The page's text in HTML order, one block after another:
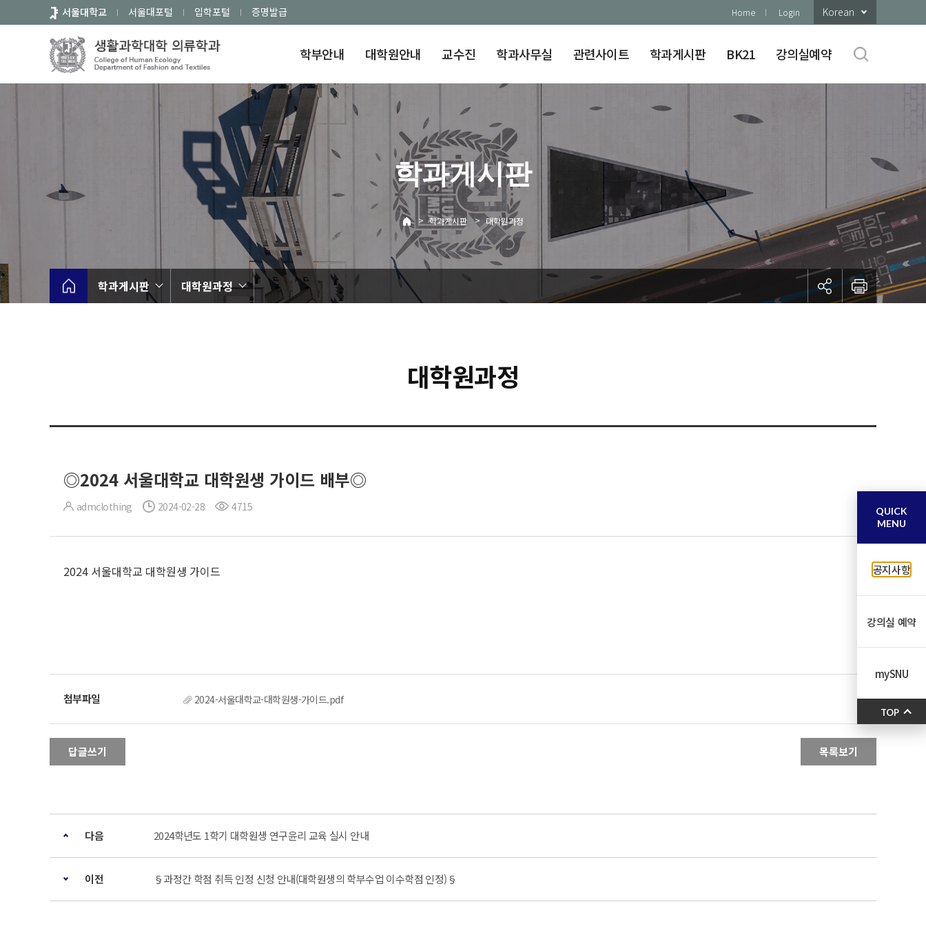
로
서울대학교 서울대포털 입학포털 증명발급 Home Login Korean
학부안내 대학원안내 교수진 학과사무실 관련사이트 학과게시판 BK21 강의실예약
학과게시판
> 학과게시판 > 대학원과정
학과게시판 대학원과정
대학원과정
◎2024 서울대학교 대학원생 가이드 배부◎
admclothing 2024-02-28 4715
2024 서울대학교 대학원생 가이드
2024-서울대학교-대학원생-가이드.pdf
답글쓰기 목록보기
다음 2024학년도 1학기 대학원생 연구윤리 교육 실시 안내
이전 §과정간 학점 취득 인정 신청 안내(대학원생의 학부수업 이수학점 인정)§
QUICK
MENU
공지사항
강의실 예약
mySNU
TOP